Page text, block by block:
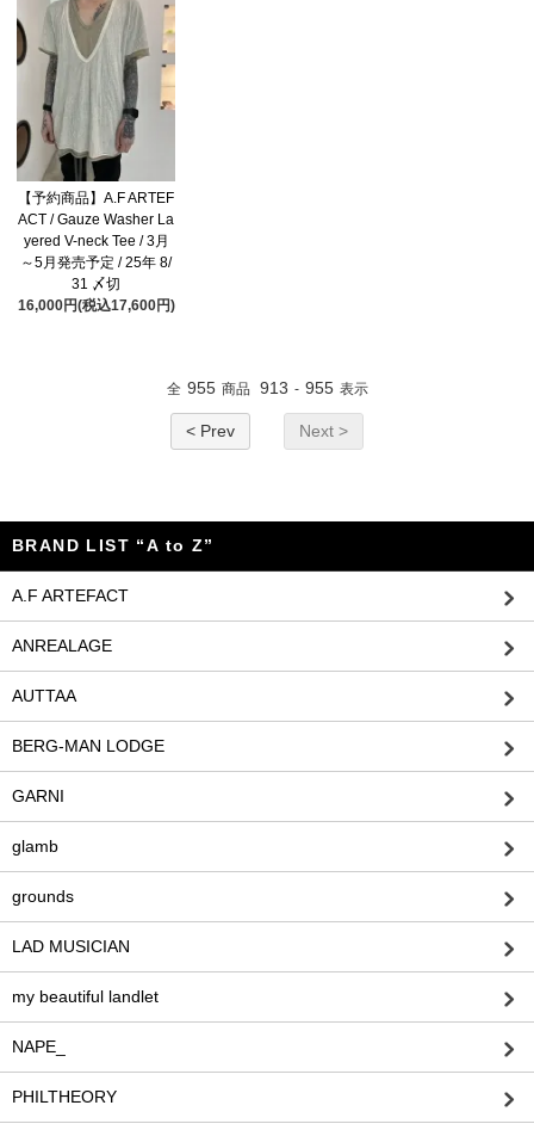
【予約商品】A.F ARTEF
ACT / Gauze Washer La
yered V-neck Tee / 3月
～5月発売予定 / 25年 8/
31 〆切
16,000円(税込17,600円)
全 955 商品 913 - 955 表示
< Prev Next >
BRAND LIST “A to Z”
A.F ARTEFACT
ANREALAGE
AUTTAA
BERG-MAN LODGE
GARNI
glamb
grounds
LAD MUSICIAN
my beautiful landlet
NAPE_
PHILTHEORY